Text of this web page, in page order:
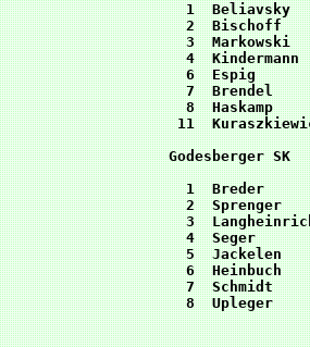
1  Beliavsky
2  Bischoff
3  Markowski
4  Kindermann
6  Espig
7  Brendel
8  Haskamp
11
Godesberger
1  Breder
2  Sprenger
3
4  Seger
5  Jackelen
6  Heinbuch
7  Schmidt
8  Upleger